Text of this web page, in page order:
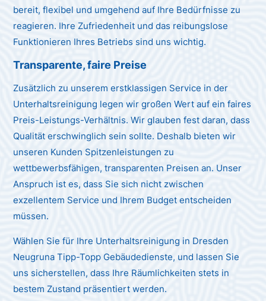
bereit, flexibel und umgehend auf Ihre Bedürfnisse zu
reagieren. Ihre Zufriedenheit und das reibungslose
Funktionieren Ihres Betriebs sind uns wichtig.
Transparente, faire Preise
Zusätzlich zu unserem erstklassigen Service in der
Unterhaltsreinigung legen wir großen Wert auf ein faires
Preis-Leistungs-Verhältnis. Wir glauben fest daran, dass
Qualität erschwinglich sein sollte. Deshalb bieten wir
unseren Kunden Spitzenleistungen zu
wettbewerbsfähigen, transparenten Preisen an. Unser
Anspruch ist es, dass Sie sich nicht zwischen
exzellentem Service und Ihrem Budget entscheiden
müssen.
Wählen Sie für Ihre Unterhaltsreinigung in Dresden
Neugruna Tipp-Topp Gebäudedienste, und lassen Sie
uns sicherstellen, dass Ihre Räumlichkeiten stets in
bestem Zustand präsentiert werden.